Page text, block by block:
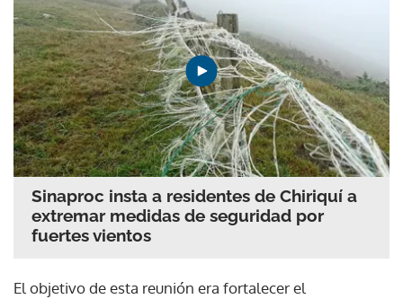
Sinaproc insta a residentes de Chiriquí a
extremar medidas de seguridad por
fuertes vientos
El objetivo de esta reunión era fortalecer el